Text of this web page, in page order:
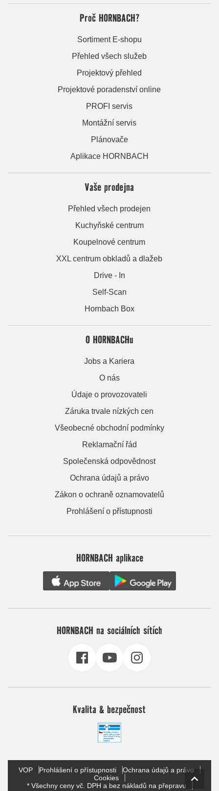
Proč HORNBACH?
Sortiment E-shopu
Přehled všech služeb
Projektový přehled
Projektové poradenství online
PROFI servis
Montážní servis
Plánovače
Aplikace HORNBACH
Vaše prodejna
Přehled všech prodejen
Kuchyňské centrum
Koupelnové centrum
XXL centrum obkladů a dlažeb
Drive - In
Self-Scan
Hornbach Box
O HORNBACHu
Jobs a Kariera
O nás
Údaje o provozovateli
Záruka trvale nízkých cen
Všeobecné obchodní podmínky
Reklamační řád
Společenská odpovědnost
Ochrana údajů a právo
Zákon o ochraně oznamovatelů
Prohlášení o přístupnosti
HORNBACH aplikace
HORNBACH na sociálních sítích
Kvalita & bezpečnost
VOP Prohlášení o přístupnosti
Ochrana údajů a právo
Cookies
* Všechny ceny vč. DPH a bez nákladů na přepravu